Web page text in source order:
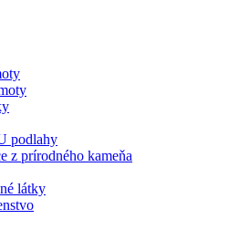
podlahy
z prírodného kameňa
látky